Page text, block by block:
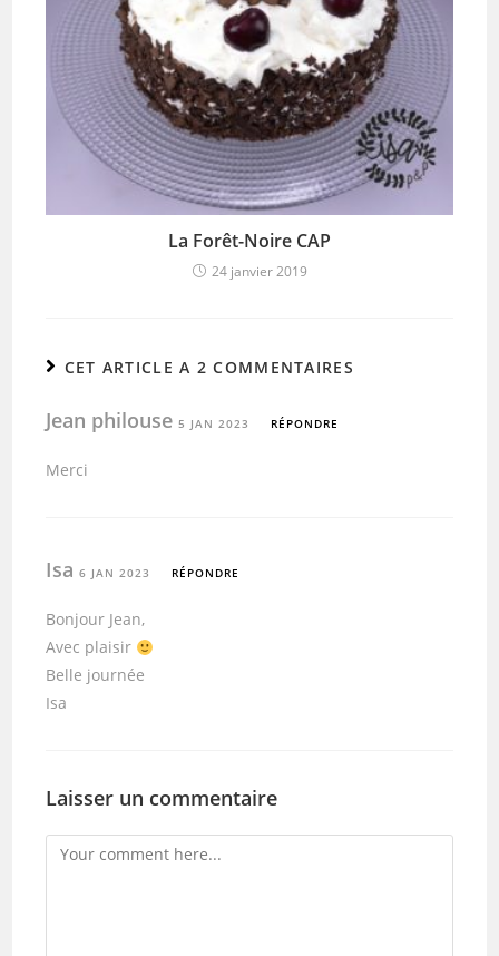
La Forêt-Noire CAP
24 janvier 2019
CET ARTICLE A 2 COMMENTAIRES
Jean philouse5 JAN 2023 RÉPONDRE
Merci
Isa6 JAN 2023 RÉPONDRE
Bonjour Jean,
Avec plaisir
Belle journée
Isa
Laisser un commentaire